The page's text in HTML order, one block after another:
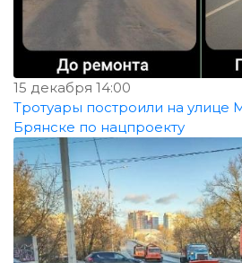
15 декабря 14:00
Тротуары построили на улице
Брянске по нацпроекту